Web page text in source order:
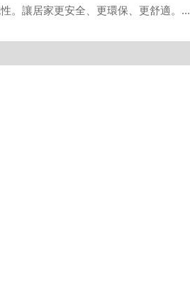
。讓居家更安全、更環保、更舒適。...